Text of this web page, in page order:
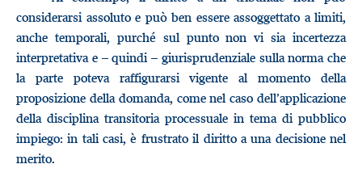
considerarsi assoluto e può ben essere assoggettato a limiti,
anche temporali, purché sul punto non vi sia incertezza
interpretativa e – quindi – giurisprudenziale sulla norma che
la parte poteva raffigurarsi vigente al momento della
proposizione della domanda, come nel caso dell’applicazione
della disciplina transitoria processuale in tema di pubblico
impiego: in tali casi, è frustrato il diritto a una decisione nel
merito.